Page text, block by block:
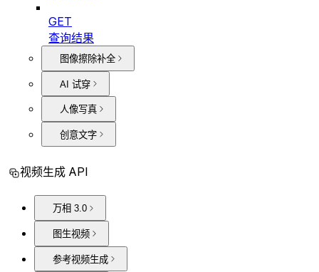
GET
查询结果
图像擦除补全
AI 试穿
人像写真
创意文字
视频生成 API
万相 3.0
图生视频
参考视频生成